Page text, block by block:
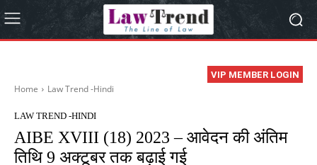
VIP MEMBER LOGIN
Home Law Trend -Hindi
LAW TREND -HINDI
AIBE XVIII (18) 2023 – आवेदन की अंतिम
तिथि 9 अक्टूबर तक बढ़ाई गई